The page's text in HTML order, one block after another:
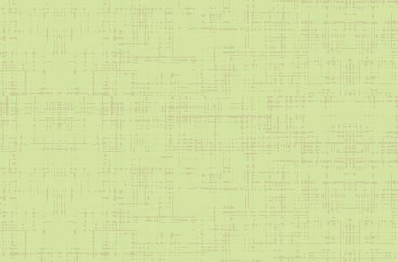
Пожарная безопасность
Безопасность на водоемах
Безопасность на железной дороге
Профилактика электротравм
Безопасность в ЧС
Охрана труда
Антитеррористическая безопасность
Акции
Образование — всем детям
Дети улиц
Школе важен каждый
За здоровый образ жизни
Мы выбираем жизнь!
Акция «Одна на всех победа»
Безопасное окно
Я и закон
Информация
ВФСК ГТО
Инновационная деятельность
Общие сведения
«Цифровая культура педагога»